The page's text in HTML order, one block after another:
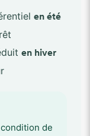
en été
en hiver
de